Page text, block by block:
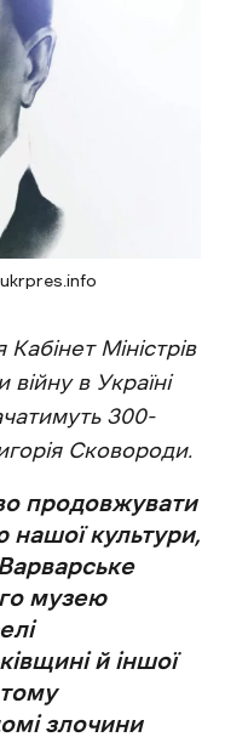
Міністрів
в Україні
300-
Сковороди.
продовжувати
нашої культури,
музею
й іншої
злочини